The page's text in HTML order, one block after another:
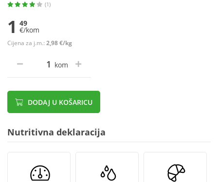
(1)
1 49
€/kom
Cijena za j.m.: 2,98 €/kg
kom
DODAJ U KOŠARICU
Nutritivna deklaracija